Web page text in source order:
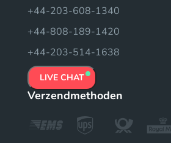
+44-203-608-1340
+44-808-189-1420
+44-203-514-1638
LIVE CHAT
Verzendmethoden